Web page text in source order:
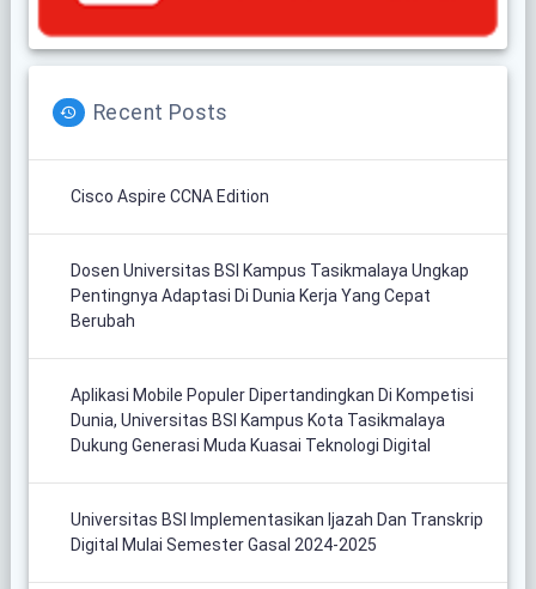
Recent Posts
Cisco Aspire CCNA Edition
Dosen Universitas BSI Kampus Tasikmalaya Ungkap
Pentingnya Adaptasi Di Dunia Kerja Yang Cepat
Berubah
Aplikasi Mobile Populer Dipertandingkan Di Kompetisi
Dunia, Universitas BSI Kampus Kota Tasikmalaya
Dukung Generasi Muda Kuasai Teknologi Digital
Universitas BSI Implementasikan Ijazah Dan Transkrip
Digital Mulai Semester Gasal 2024-2025